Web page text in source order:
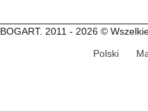
BOGART. 2011 - 2026 ©
Polski